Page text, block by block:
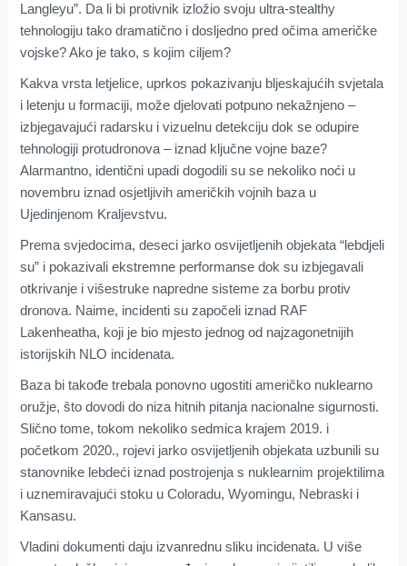
Langleyu”. Da li bi protivnik izložio svoju ultra-stealthy
tehnologiju tako dramatično i dosljedno pred očima američke
vojske? Ako je tako, s kojim ciljem?
Kakva vrsta letjelice, uprkos pokazivanju bljeskajućih svjetala
i letenju u formaciji, može djelovati potpuno nekažnjeno –
izbjegavajući radarsku i vizuelnu detekciju dok se odupire
tehnologiji protudronova – iznad ključne vojne baze?
Alarmantno, identični upadi dogodili su se nekoliko noći u
novembru iznad osjetljivih američkih vojnih baza u
Ujedinjenom Kraljevstvu.
Prema svjedocima, deseci jarko osvijetljenih objekata “lebdjeli
su” i pokazivali ekstremne performanse dok su izbjegavali
otkrivanje i višestruke napredne sisteme za borbu protiv
dronova. Naime, incidenti su započeli iznad RAF
Lakenheatha, koji je bio mjesto jednog od najzagonetnijih
istorijskih NLO incidenata.
Baza bi takođe trebala ponovno ugostiti američko nuklearno
oružje, što dovodi do niza hitnih pitanja nacionalne sigurnosti.
Slično tome, tokom nekoliko sedmica krajem 2019. i
početkom 2020., rojevi jarko osvijetljenih objekata uzbunili su
stanovnike lebdeći iznad postrojenja s nuklearnim projektilima
i uznemiravajući stoku u Coloradu, Wyomingu, Nebraski i
Kansasu.
Vladini dokumenti daju izvanrednu sliku incidenata. U više